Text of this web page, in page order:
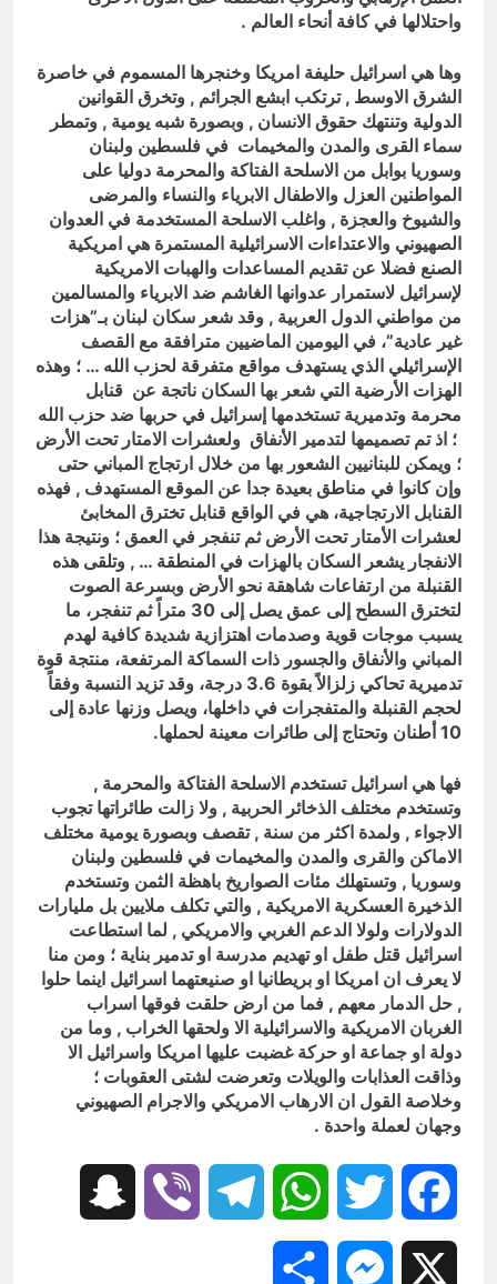
واحتلالها في كافة أنحاء العالم .
وها هي اسرائيل حليفة امريكا وخنجرها المسموم في خاصرة
الشرق الاوسط , ترتكب ابشع الجرائم , وتخرق القوانين
الدولية وتنتهك حقوق الانسان , وبصورة شبه يومية , وتمطر
سماء القرى والمدن والمخيمات في فلسطين ولبنان
وسوريا بوابل من الاسلحة الفتاكة والمحرمة دوليا على
المواطنين العزل والاطفال الابرياء والنساء والمرضى
والشيوخ والعجزة , واغلب الاسلحة المستخدمة في العدوان
الصهيوني والاعتداءات الاسرائيلية المستمرة هي امريكية
الصنع فضلا عن تقديم المساعدات والهبات الامريكية
لإسرائيل لاستمرار عدوانها الغاشم ضد الابرياء والمسالمين
من مواطني الدول العربية , وقد شعر سكان لبنان بـ”هزات
غير عادية”، في اليومين الماضيين مترافقة مع القصف
الإسرائيلي الذي يستهدف مواقع متفرقة لحزب الله … ؛ وهذه
الهزات الأرضية التي شعر بها السكان ناتجة عن قنابل
محرمة وتدميرية تستخدمها إسرائيل في حربها ضد حزب الله
؛ اذ تم تصميمها لتدمير الأنفاق ولعشرات الامتار تحت الأرض
؛ ويمكن للبنانيين الشعور بها من خلال ارتجاج المباني حتى
وإن كانوا في مناطق بعيدة جدا عن الموقع المستهدف , فهذه
القنابل الارتجاجية، هي في الواقع قنابل تخترق المخابئ
لعشرات الأمتار تحت الأرض ثم تنفجر في العمق ؛ ونتيجة هذا
الانفجار يشعر السكان بالهزات في المنطقة … , وتلقى هذه
القنبلة من ارتفاعات شاهقة نحو الأرض وبسرعة الصوت
لتخترق السطح إلى عمق يصل إلى 30 متراً ثم تنفجر، ما
يسبب موجات قوية وصدمات اهتزازية شديدة كافية لهدم
المباني والأنفاق والجسور ذات السماكة المرتفعة، منتجة قوة
تدميرية تحاكي زلزالاً بقوة 3.6 درجة، وقد تزيد النسبة وفقاً
لحجم القنبلة والمتفجرات في داخلها، ويصل وزنها عادة إلى
10 أطنان وتحتاج إلى طائرات معينة لحملها.
فها هي اسرائيل تستخدم الاسلحة الفتاكة والمحرمة ,
وتستخدم مختلف الذخائر الحربية , ولا زالت طائراتها تجوب
الاجواء , ولمدة اكثر من سنة , تقصف وبصورة يومية مختلف
الاماكن والقرى والمدن والمخيمات في فلسطين ولبنان
وسوريا , وتستهلك مئات الصواريخ باهظة الثمن وتستخدم
الذخيرة العسكرية الامريكية , والتي تكلف ملايين بل مليارات
الدولارات ولولا الدعم الغربي والامريكي , لما استطاعت
اسرائيل قتل طفل او تهديم مدرسة او تدمير بناية ؛ ومن منا
لا يعرف ان امريكا او بريطانيا او صنيعتهما اسرائيل اينما حلوا
, حل الدمار معهم , فما من ارض حلقت فوقها اسراب
الغربان الامريكية والاسرائيلية الا ولحقها الخراب , وما من
دولة او جماعة او حركة غضبت عليها امريكا واسرائيل الا
وذاقت العذابات والويلات وتعرضت لشتى العقوبات ؛
وخلاصة القول ان الارهاب الامريكي والاجرام الصهيوني
وجهان لعملة واحدة .
Facebook
Twitter
WhatsApp
Telegram
Viber
Messenger